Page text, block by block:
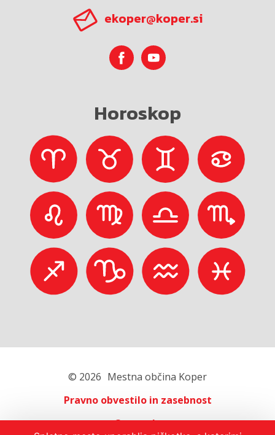
ekoper@koper.si
Horoskop
© 2026 Mestna občina Koper
Pravno obvestilo in zasebnost
O portalu